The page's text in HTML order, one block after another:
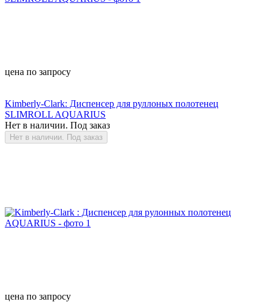
цена по запросу
Kimberly-Clark: Диспенсер для руллоных полотенец
SLIMROLL AQUARIUS
Нет в наличии. Под заказ
Нет в наличии. Под заказ
цена по запросу